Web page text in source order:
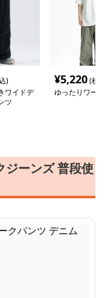
)
ワイドデ
ツ
¥5,220(税
ゆったりワー
ジーンズ 普段使